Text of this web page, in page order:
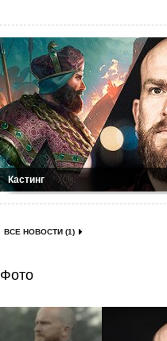
Кастинг
ВСЕ НОВОСТИ (1)
Фото